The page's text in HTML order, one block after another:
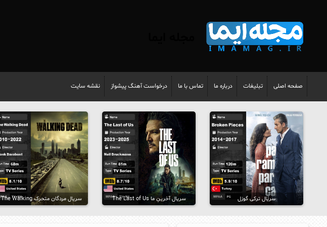
صفحه اصلی تبلیغات درباره ما تماس با ما درخواست آهنگ پیشواز نقشه سایت
سریال ترکی گوزل سریال آخرینِ ما The Last of Us
سریال مردگان متحرک The Walking
Dead